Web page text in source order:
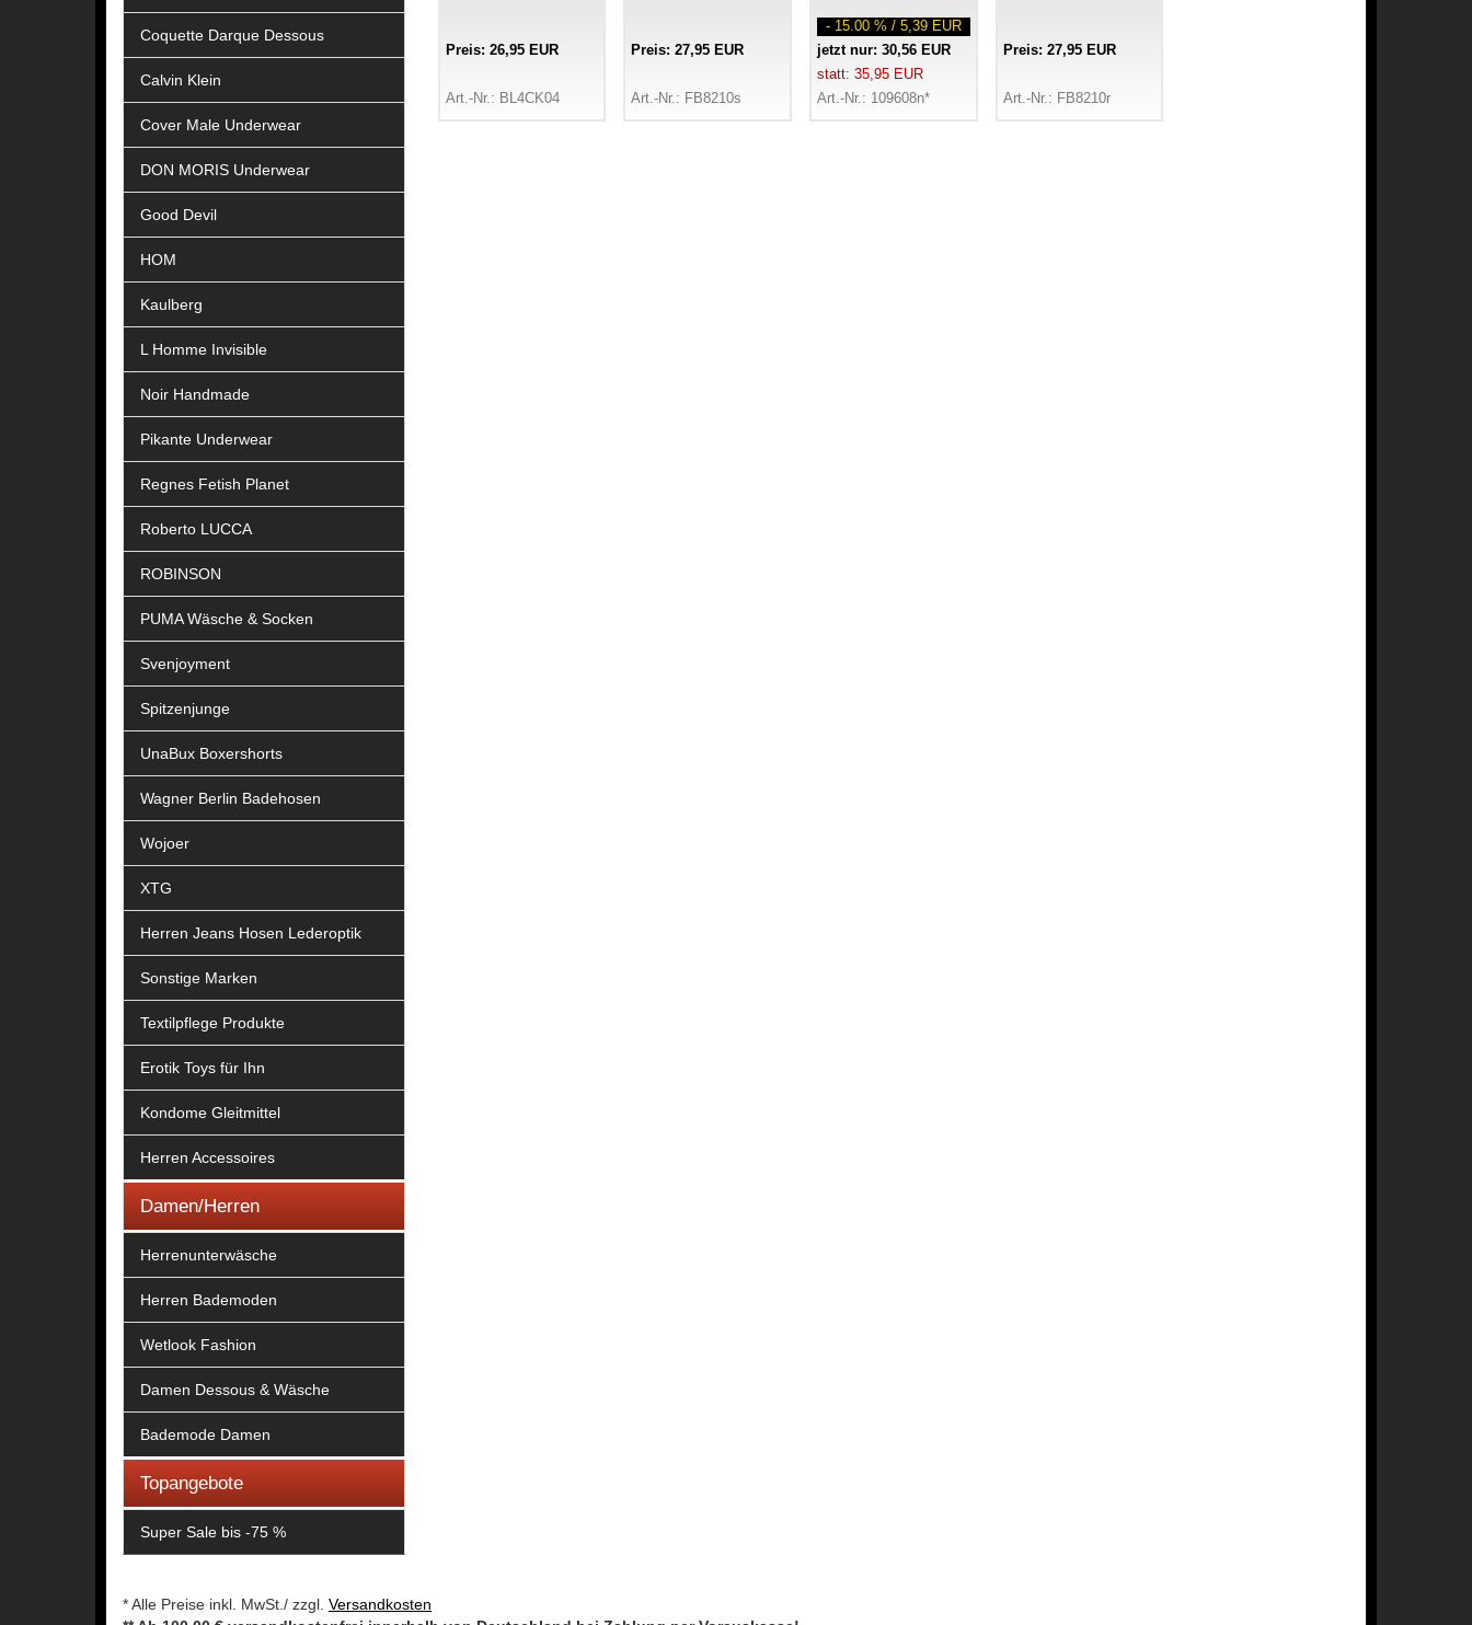
Coquette Darque Dessous
Calvin Klein
Cover Male Underwear
DON MORIS Underwear
Good Devil
HOM
Kaulberg
L Homme Invisible
Noir Handmade
Pikante Underwear
Regnes Fetish Planet
Roberto LUCCA
ROBINSON
PUMA Wäsche & Socken
Svenjoyment
Spitzenjunge
UnaBux Boxershorts
Wagner Berlin Badehosen
Wojoer
XTG
Herren Jeans Hosen Lederoptik
Sonstige Marken
Textilpflege Produkte
Erotik Toys für Ihn
Kondome Gleitmittel
Herren Accessoires
Damen/Herren
Herrenunterwäsche
Herren Bademoden
Wetlook Fashion
Damen Dessous & Wäsche
Bademode Damen
Topangebote
Super Sale bis -75 %
Preis: 26,95 EUR
Art.-Nr.: BL4CK04
Preis: 27,95 EUR
Art.-Nr.: FB8210s
- 15.00 % / 5,39 EUR
jetzt nur: 30,56 EUR
statt: 35,95 EUR
Art.-Nr.: 109608n*
Preis: 27,95 EUR
Art.-Nr.: FB8210r
* Alle Preise inkl. MwSt./ zzgl. Versandkosten